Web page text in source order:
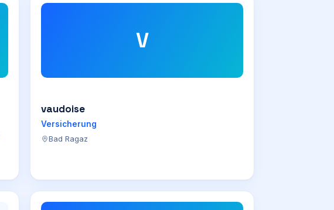
V
vaudoise
Versicherung
Bad Ragaz